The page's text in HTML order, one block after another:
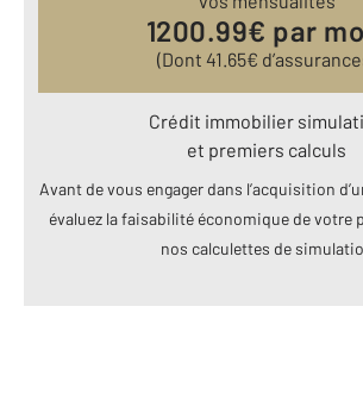
1200.99€ par
(Dont 41.65€
Crédit immobilier
et premiers calculs
Avant de vous engager dans l’acquisition
évaluez la faisabilité économique de votre
nos calculettes de